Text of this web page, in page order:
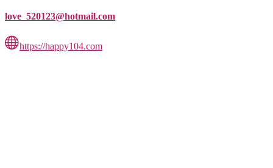
love_520123@hotmail.com
https://happy104.com